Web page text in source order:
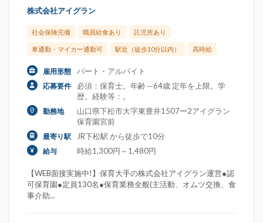
株式会社アイグラン
社会保険完備 職員給食あり 託児所あり
車通勤・マイカー通勤可 駅近（徒歩10分以内） 高時給
雇用形態 パート・アルバイト
応募要件
必須：保育士。年齢～64歳 定年を上限。学
歴。経験等：。
勤務地
山口県下松市大字東豊井1507ー2アイグラン
保育園宮前
最寄り駅 JR下松駅 から徒歩で10分
給与 時給1,300円～1,480円
【WEB面接実施中!】保育大手の株式会社アイグラン運営●認
可保育園●定員130名●保育業務全般(主活動、オムツ交換、食
事介助...